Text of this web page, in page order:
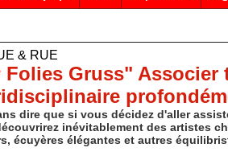
& RUE
Folies Gruss"
dire que si vous décidez d'aller
inévitablement des artistes
écuyères élégantes et autres